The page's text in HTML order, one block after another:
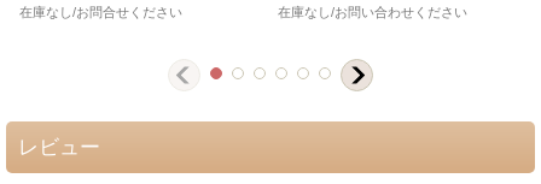
在庫なし/お問合せください
在庫なし/お問い合わせください
レビュー